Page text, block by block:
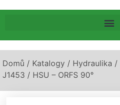
Domů / Katalogy / Hydraulika /
J1453 / HSU – ORFS 90°